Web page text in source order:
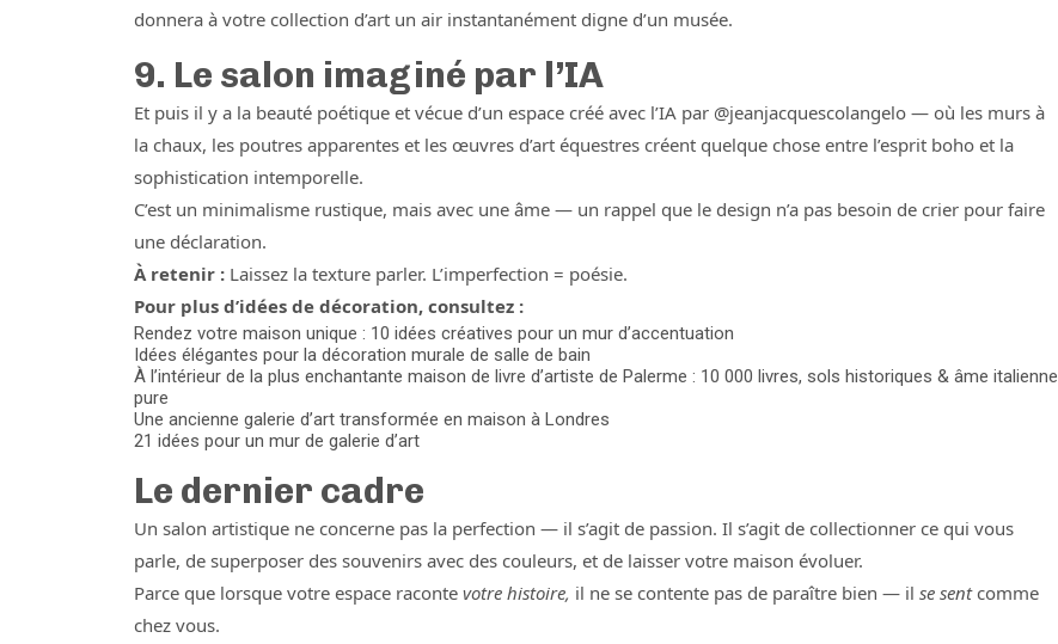
donnera à votre collection d’art un air instantanément digne d’un musée.
9. Le salon imaginé par l’IA
Et puis il y a la beauté poétique et vécue d’un espace créé avec l’IA par @jeanjacquescolangelo — où les murs à
la chaux, les poutres apparentes et les œuvres d’art équestres créent quelque chose entre l’esprit boho et la
sophistication intemporelle.
C’est un minimalisme rustique, mais avec une âme — un rappel que le design n’a pas besoin de crier pour faire
une déclaration.
À retenir : Laissez la texture parler. L’imperfection = poésie.
Pour plus d’idées de décoration, consultez :
Rendez votre maison unique : 10 idées créatives pour un mur d’accentuation
Idées élégantes pour la décoration murale de salle de bain
À l’intérieur de la plus enchantante maison de livre d’artiste de Palerme : 10 000 livres, sols historiques & âme italienne
pure
Une ancienne galerie d’art transformée en maison à Londres
21 idées pour un mur de galerie d’art
Le dernier cadre
Un salon artistique ne concerne pas la perfection — il s’agit de passion. Il s’agit de collectionner ce qui vous
parle, de superposer des souvenirs avec des couleurs, et de laisser votre maison évoluer.
Parce que lorsque votre espace raconte votre histoire, il ne se contente pas de paraître bien — il se sentcomme
chez vous.